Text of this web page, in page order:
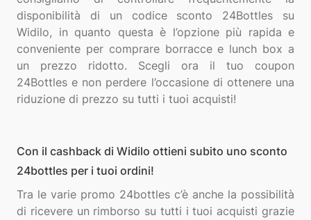
disponibilità di un codice sconto 24Bottles su
Widilo, in quanto questa è l’opzione più rapida e
conveniente per comprare borracce e lunch box a
un prezzo ridotto. Scegli ora il tuo coupon
24Bottles e non perdere l’occasione di ottenere una
Con il cashback di Widilo ottieni subito uno sconto
24bottles per i tuoi ordini!
Tra le varie promo 24bottles c’è anche la possibilità
di ricevere un rimborso su tutti i tuoi acquisti grazie